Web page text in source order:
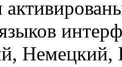
Немецкий,